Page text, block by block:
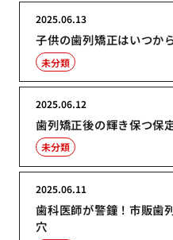
子供の歯列矯正はいつか
2025.06.13
未分類
歯列矯正後の輝き保つ保
2025.06.12
未分類
歯科医師が警鐘！市販歯
穴
2025.06.11